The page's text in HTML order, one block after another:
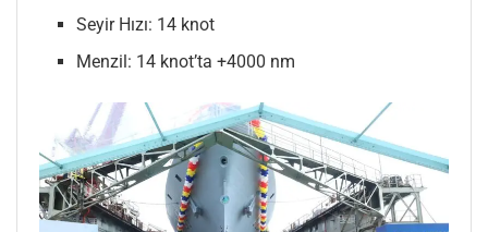
Seyir Hızı: 14 knot
Menzil: 14 knot’ta +4000 nm